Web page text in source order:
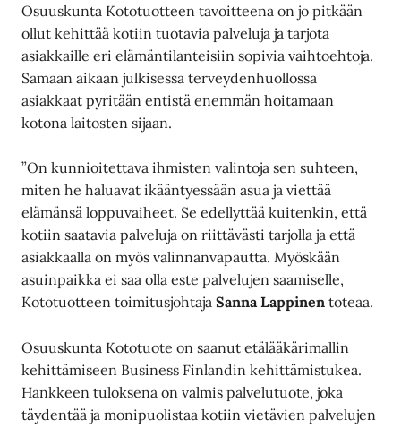
Osuuskunta Kototuotteen tavoitteena on jo pitkään
ollut kehittää kotiin tuotavia palveluja ja tarjota
asiakkaille eri elämäntilanteisiin sopivia vaihtoehtoja.
Samaan aikaan julkisessa terveydenhuollossa
asiakkaat pyritään entistä enemmän hoitamaan
kotona laitosten sijaan.
”On kunnioitettava ihmisten valintoja sen suhteen,
miten he haluavat ikääntyessään asua ja viettää
elämänsä loppuvaiheet. Se edellyttää kuitenkin, että
kotiin saatavia palveluja on riittävästi tarjolla ja että
asiakkaalla on myös valinnanvapautta. Myöskään
asuinpaikka ei saa olla este palvelujen saamiselle,
Kototuotteen toimitusjohtajaSanna Lappinen toteaa.
Osuuskunta Kototuote on saanut etälääkärimallin
kehittämiseen Business Finlandin kehittämistukea.
Hankkeen tuloksena on valmis palvelutuote, joka
täydentää ja monipuolistaa kotiin vietävien palvelujen